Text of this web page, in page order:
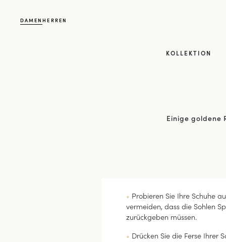
DAMENHERREN
KOLLEKTION
Einige goldene
Probieren Sie Ihre Schuhe
vermeiden, dass die Sohlen
zurückgeben müssen.
Drücken Sie die Ferse Ihrer